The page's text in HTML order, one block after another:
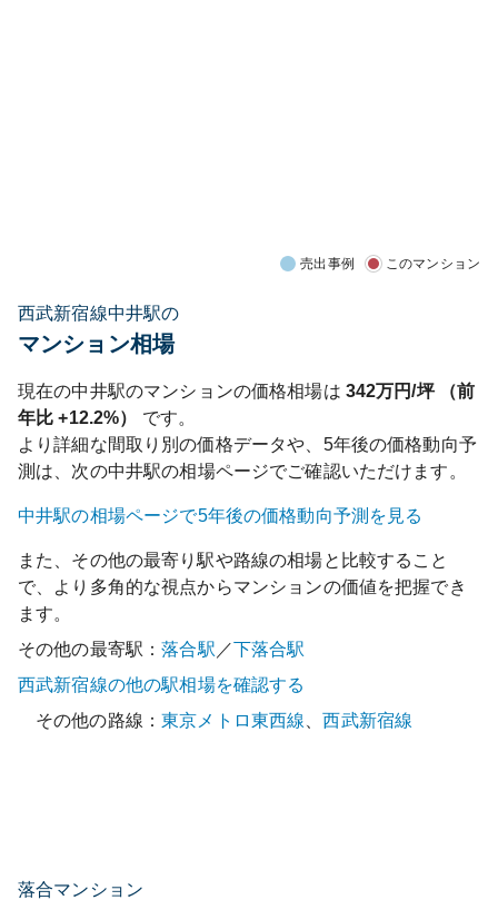
売出事例 このマンション
西武新宿線中井駅の
マンション相場
現在の中井駅のマンションの価格相場は 342万円/坪 （前
年比+12.2%）
です。
より詳細な間取り別の価格データや、5年後の価格動向予
測は、次の中井駅の相場ページでご確認いただけます。
中井駅の相場ページで5年後の価格動向予測を見る
また、その他の最寄り駅や路線の相場と比較すること
で、より多角的な視点からマンションの価値を把握でき
ます。
その他の最寄駅：落合駅 ／下落合駅
西武新宿線の他の駅相場を確認する
その他の路線：東京メトロ東西線 、西武新宿線
落合マンション